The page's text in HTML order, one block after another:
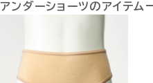
アンダーショーツのアイテム